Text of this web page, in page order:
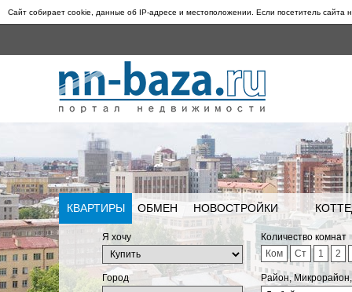
Сайт собирает cookie, данные об IP-адресе и местоположении. Если посетитель сайта
КВАРТИРЫ ОБМЕН НОВОСТРОЙКИ
Я хочу
Количество комнат
Ком
Ст 1 2
Город
Район,